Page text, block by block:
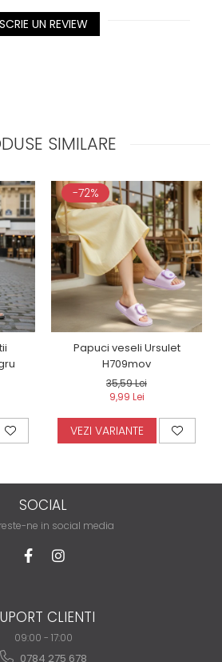
SCRIE UN REVIEW
SIMILARE
-72%
Papuci veseli Ursulet
H709mov
35,59 Lei
9,99 Lei
VEZI VARIANTE
SOCIAL
ne in social media
CLIENTI
09:00 - 17:00
0784 275 678